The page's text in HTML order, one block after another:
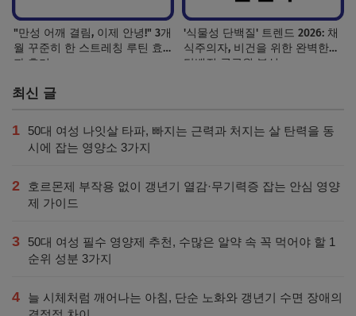
"만성 어깨 결림, 이제 안녕!" 3개
월 꾸준히 한 스트레칭 루틴 효
과 후기
'식물성 단백질' 트렌드 2026: 채
식주의자, 비건을 위한 완벽한
단백질 공급원 분석
최신 글
1
50대 여성 나잇살 타파, 빠지는 근력과 처지는 살 탄력을 동
시에 잡는 영양소 3가지
2
호르몬제 부작용 없이 갱년기 열감·무기력증 잡는 안심 영양
제 가이드
3
50대 여성 필수 영양제 추천, 수많은 알약 속 꼭 먹어야 할 1
순위 성분 3가지
4
늘 시체처럼 깨어나는 아침, 단순 노화와 갱년기 수면 장애의